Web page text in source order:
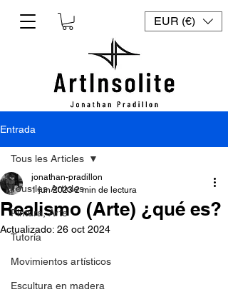
EUR (€)
Entrada
Tous les Articles
Pintura, Arte
Tutoría
Movimientos artísticos
Escultura en madera
Tous les Articles
Realismo (Arte) ¿qué es?
jonathan-pradillon
1 jun 2023 2 min de lectura
Actualizado: 26 oct 2024